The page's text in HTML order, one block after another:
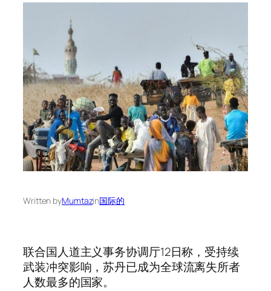
Written byMumtazin国际的
联合国人道主义事务协调厅12日称，受持续
武装冲突影响，苏丹已成为全球流离失所者
人数最多的国家。